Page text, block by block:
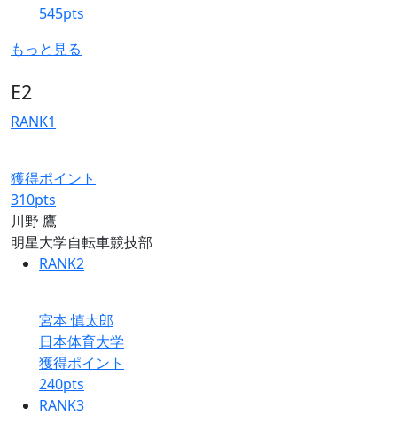
545pts
もっと見る
E2
RANK1
獲得ポイント
310pts
川野 鷹
明星大学自転車競技部
RANK2
宮本 慎太郎
日本体育大学
獲得ポイント
240pts
RANK3